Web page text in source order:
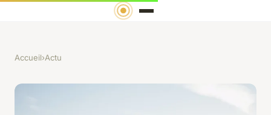
Accueil›Actu